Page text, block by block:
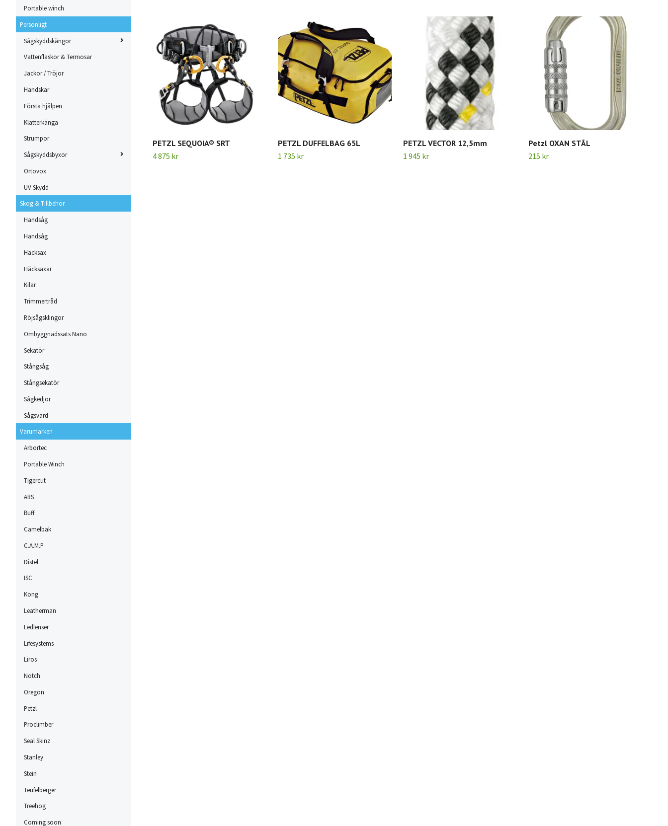
Portable winch
Personligt
Sågskyddskängor
Vattenflaskor & Termosar
Jackor / Tröjor
Handskar
Första hjälpen
Klätterkänga
Strumpor
Sågskyddsbyxor
Ortovox
UV Skydd
Skog & Tillbehör
Handsåg
Handsåg
Häcksax
Häcksaxar
Kilar
Trimmertråd
Röjsågsklingor
Ombyggnadssats Nano
Sekatör
Stångsåg
Stångsekatör
Sågkedjor
Sågsvärd
Varumärken
Arbortec
Portable Winch
Tigercut
ARS
Buff
Camelbak
C.A.M.P
Distel
ISC
Kong
Leatherman
Ledlenser
Lifesystems
Liros
Notch
Oregon
Petzl
Proclimber
Seal Skinz
Stanley
Stein
Teufelberger
Treehog
Coming soon
PETZL SEQUOIA® SRT
4 875 kr
PETZL DUFFELBAG 65L
1 735 kr
PETZL VECTOR 12,5mm
1 945 kr
Petzl OXAN STÅL
215 kr